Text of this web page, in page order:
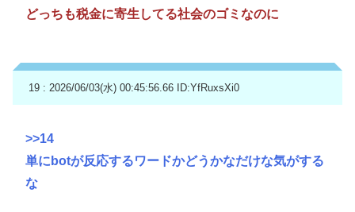
どっちも税金に寄生してる社会のゴミなのに
19 : 2026/06/03(水) 00:45:56.66 ID:YfRuxsXi0
>>14
単にbotが反応するワードかどうかなだけな気がする
な